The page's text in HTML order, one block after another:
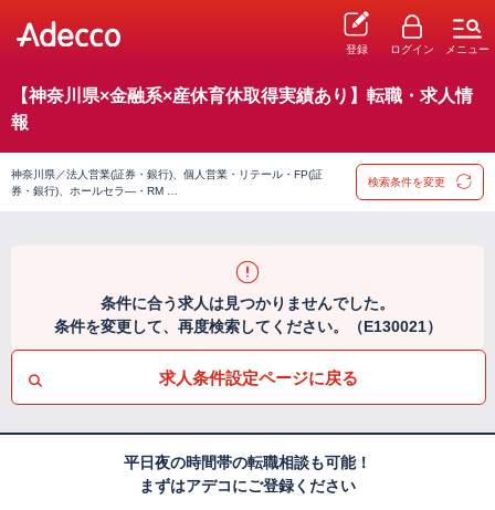
登録 ログイン メニュー
【神奈川県×金融系×産休育休取得実績あり】転職・求人情
報
神奈川県／法人営業(証券・銀行)、個人営業・リテール・FP(証
券・銀行)、ホールセラ―・RM …
検索条件を変更
条件に合う求人は見つかりませんでした。
条件を変更して、再度検索してください。（E130021）
求人条件設定ページに戻る
平日夜の時間帯の転職相談も可能！
まずはアデコにご登録ください